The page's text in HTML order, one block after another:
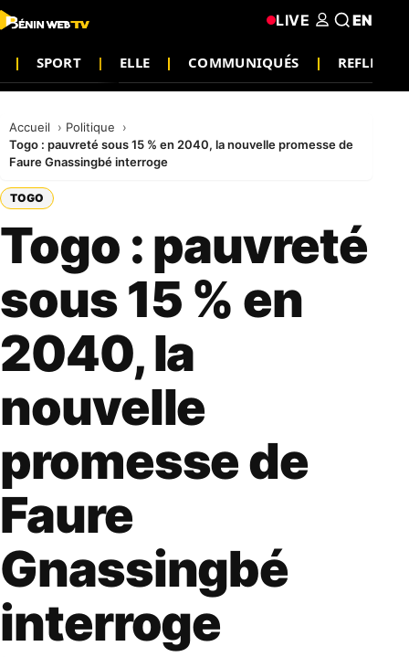
SPORT ELLE COMMUNIQUÉS
LIVE EN
Accueil
Politique
Togo : pauvreté sous 15 % en 2040, la nouvelle promesse de
Faure Gnassingbé interroge
TOGO
Togo : pauvreté
sous 15 % en
2040, la
nouvelle
promesse de
Faure
Gnassingbé
interroge